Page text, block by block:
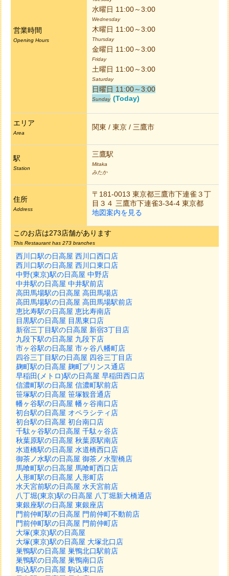
営業時間
Opening Hours
水曜日 11:00～3:00
Wednesday
木曜日 11:00～3:00
Thursday
金曜日 11:00～3:00
Friday
土曜日 11:00～3:00
Saturday
日曜日 11:00～3:00
Sunday (Today)
エリア
Area
関東 / 東京 / 三鷹市
駅
Station
三鷹駅
Mitaka
みたか
住所
Address
〒181-0013 東京都三鷹市下連雀３丁
目３４ 三鷹市下連雀3-34-4 東京都
地図案内を見る
このお店は273店舗があります
This Restaurant has 273 branches
西川口駅の日高屋 西川口西口店
西川口駅の日高屋 西川口東口店
中野(東京)駅の日高屋 中野店
中井駅の日高屋 中井駅前店
高田馬場駅の日高屋 高田馬場店
高田馬場駅の日高屋 高田馬場駅前店
恵比寿駅の日高屋 恵比寿南店
目黒駅の日高屋 目黒東口店
新宿三丁目駅の日高屋 新宿3丁目店
九段下駅の日高屋 九段下店
市ヶ谷駅の日高屋 市ヶ谷八幡町店
四谷三丁目駅の日高屋 四谷三丁目店
麹町駅の日高屋 麹町プリンス通店
早稲田(メトロ)駅の日高屋 早稲田西口店
信濃町駅の日高屋 信濃町駅前店
笹塚駅の日高屋 笹塚観音通店
幡ヶ谷駅の日高屋 幡ヶ谷南口店
初台駅の日高屋 オペラシティ店
初台駅の日高屋 初台南口店
千駄ヶ谷駅の日高屋 千駄ヶ谷店
秋葉原駅の日高屋 秋葉原駅南店
水道橋駅の日高屋 水道橋西口店
御茶ノ水駅の日高屋 御茶ノ水聖橋店
馬喰町駅の日高屋 馬喰町西口店
人形町駅の日高屋 人形町店
水天宮前駅の日高屋 水天宮前店
八丁堀(東京)駅の日高屋 八丁堀新大橋通店
東銀座駅の日高屋 東銀座店
門前仲町駅の日高屋 門前仲町不動前店
門前仲町駅の日高屋 門前仲町店
大塚(東京)駅の日高屋
大塚(東京)駅の日高屋 大塚北口店
巣鴨駅の日高屋 巣鴨北口駅前店
巣鴨駅の日高屋 巣鴨南口店
駒込駅の日高屋 駒込東口店